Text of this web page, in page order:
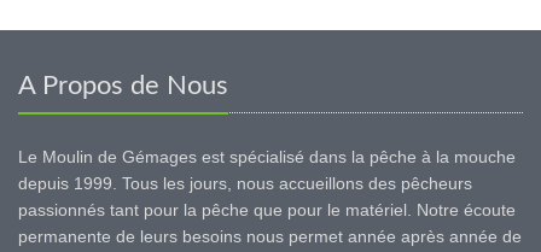
A Propos de Nous
Le Moulin de Gémages est spécialisé dans la pêche à la mouche
depuis 1999. Tous les jours, nous accueillons des pêcheurs
passionnés tant pour la pêche que pour le matériel. Notre écoute
permanente de leurs besoins nous permet année après année de